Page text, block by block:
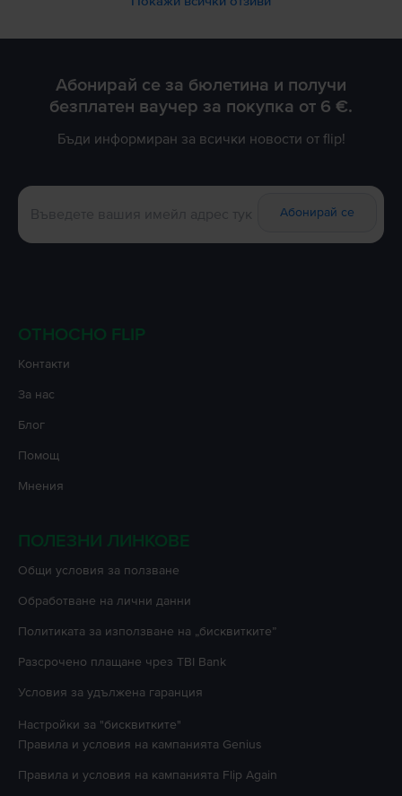
Абонирай се за бюлетина и получи
безплатен ваучер за покупка от 6 €.
Бъди информиран за всички новости от flip!
Абонирай се
ОТНОСНО FLIP
Контакти
За нас
Блог
Помощ
Мнения
ПОЛЕЗНИ ЛИНКОВЕ
Oбщи условия за ползване
Oбработване на лични данни
Политиката за използване на „бисквитките”
Разсрочено плащане чрез TBI Bank
Условия за удължена гаранция
Настройки за "бисквитките"
Правила и условия на кампанията Genius
Правила и условия на кампанията Flip Again